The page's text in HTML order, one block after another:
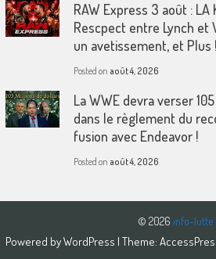
RAW Express 3 août :
Rescpect entre Lynch et
un avetissement, et Plus !
Posted on août 4, 2026
La WWE devra verser
dans le règlement du
fusion avec Endeavor !
Posted on août 4, 2026
© 2026 info-lutte
Powered byWordPress | Theme: